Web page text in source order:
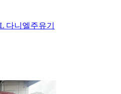
다니엘주유기